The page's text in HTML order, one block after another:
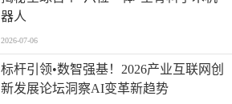
器人
2026-07-06
标杆引领•数智强基！2026产业互联网创
新发展论坛洞察AI变革新趋势